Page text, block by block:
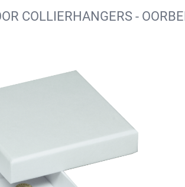
COLLIERHANGERS -